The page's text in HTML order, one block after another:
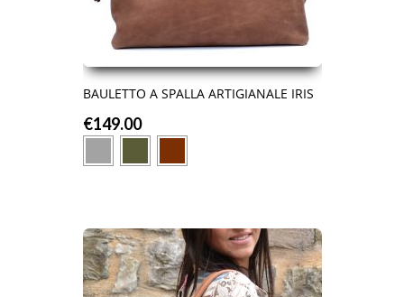
BAULETTO A SPALLA ARTIGIANALE IRIS
€149.00